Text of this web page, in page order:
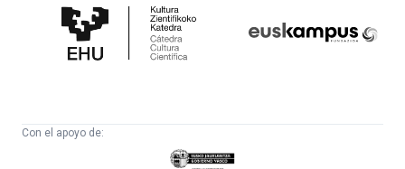
Cultura
Científica
Con el apoyo de:
Eusko